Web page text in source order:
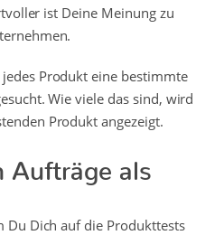
ist Deine Meinung zu
Produkt eine bestimmte
Wie viele das sind, wird
Produkt angezeigt.
Aufträge als
Du Dich auf die Produkttests